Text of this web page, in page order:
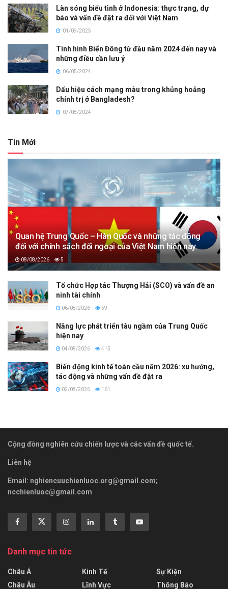
Làn sóng biểu tình ở Indonesia: thực trạng, dự
báo và vấn đề đặt ra đối với Việt Nam
01/09/2025
Tình hình Biển Đông từ đầu năm 2024 đến nay và
những điều cần lưu ý
06/05/2024
Dấu hiệu cách mạng màu trong khủng hoảng
chính trị ở Bangladesh?
07/08/2024
Tin Mới
Quan hệ Trung Quốc – Hàn Quốc và những tác động
đối với chính sách đối ngoại của Việt Nam hiện nay
08/08/2026 5
Tổ chức Hợp tác Thượng Hải (SCO) và vấn đề an
ninh tài chính
06/08/2026 59
Năng lực phát triển tàu ngầm của Trung Quốc
hiện nay
04/08/2026 415
Biến động kinh tế toàn cầu năm 2026: xu hướng,
tác động và những vấn đề đặt ra
02/08/2026 161
Cộng đồng nghiên cứu chiến lược và các vấn đề quốc tế.
Liên hệ
Email: nghiencuuchienluoc.org@gmail.com;
ncchienluoc@gmail.com
Danh mục tin tức
Châu Á
Châu Âu
Kinh Tế
Lĩnh Vực
Sự Kiện
Thông Báo